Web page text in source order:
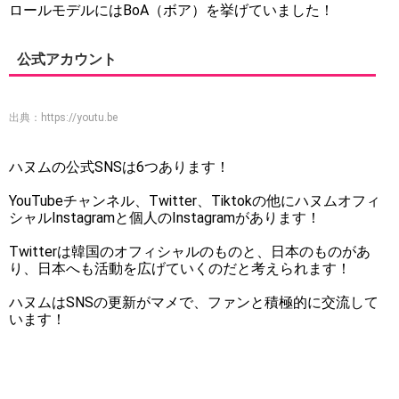
ロールモデルにはBoA（ボア）を挙げていました！
公式アカウント
出典： https://youtu.be
ハヌムの公式SNSは6つあります！
YouTubeチャンネル、Twitter、Tiktokの他にハヌムオフィ
シャルInstagramと個人のInstagramがあります！
Twitterは韓国のオフィシャルのものと、日本のものがあ
り、日本へも活動を広げていくのだと考えられます！
ハヌムはSNSの更新がマメで、ファンと積極的に交流して
います！